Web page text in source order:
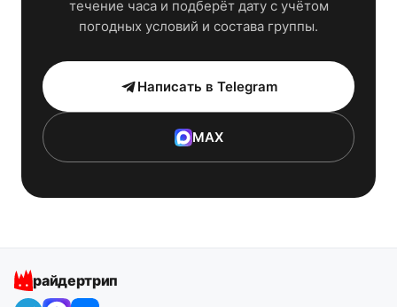
течение часа и подберёт дату с учётом
погодных условий и состава группы.
Написать в Telegram
MAX
райдертрип